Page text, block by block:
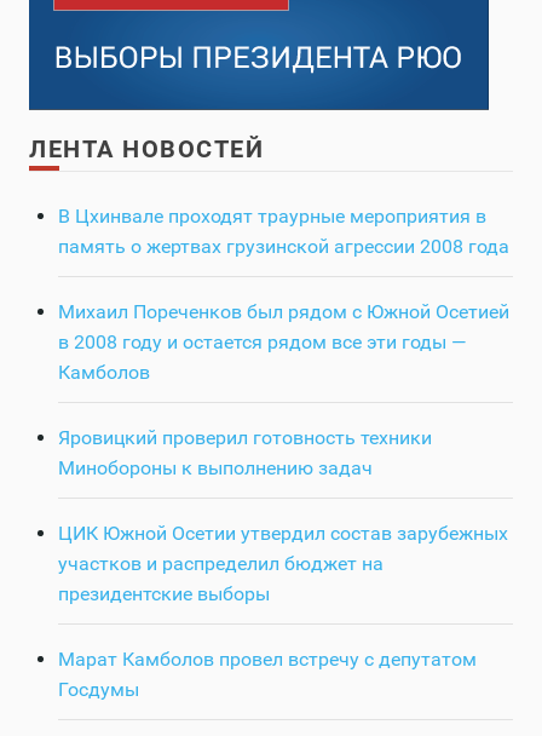
ЛЕНТА НОВОСТЕЙ
В Цхинвале проходят траурные мероприятия в
память о жертвах грузинской агрессии 2008 года
Михаил Пореченков был рядом с Южной Осетией
в 2008 году и остается рядом все эти годы —
Камболов
Яровицкий проверил готовность техники
Минобороны к выполнению задач
ЦИК Южной Осетии утвердил состав зарубежных
участков и распределил бюджет на
президентские выборы
Марат Камболов провел встречу с депутатом
Госдумы